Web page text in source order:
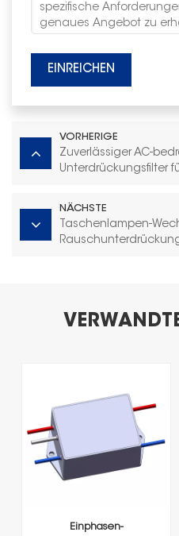
EINREICHEN
VORHERIGE
Zuverlässiger AC-
Unterdrückungsfilter
NÄCHSTE
Taschenlampen-
Einphasen-